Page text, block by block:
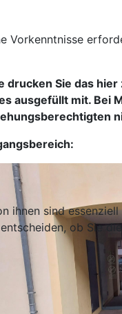
Vorkenntnisse
drucken Sie das
ausgefüllt mit. Bei
ihnen sind
ob Sie